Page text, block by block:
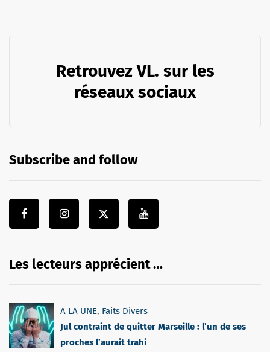
Retrouvez VL. sur les
réseaux sociaux
Subscribe and follow
Les lecteurs apprécient …
A LA UNE, Faits Divers
Jul contraint de quitter Marseille : l’un de ses
proches l’aurait trahi